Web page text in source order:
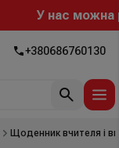
У нас можна
+380686760130
Щоденник вчителя і